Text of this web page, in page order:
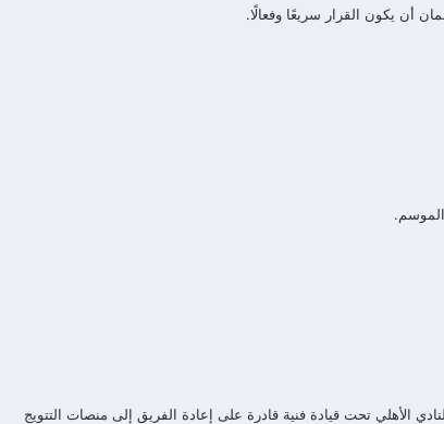
أن يكون القرار سريعًا وفعالًا.
الموسم.
الأهلي تحت قيادة فنية قادرة على إعادة الفريق إلى منصات التتويج